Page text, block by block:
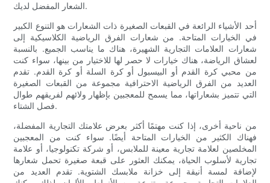
الشعار المفضل لديك.
أحد الأشياء الرائعة في القبعات الصغيرة ذات الشعارات هو التنوع الكبير
في الخيارات المتاحة. من شعارات الفرق الرياضية الكلاسيكية إلى
شعارات العلامات التجارية الشهيرة، هناك ما يناسب الجميع. بالنسبة
لعشاق الرياضة، هناك خيارات لا حصر لها للاختيار من بينها، سواء كنت
من محبي كرة القدم أو البيسبول أو كرة السلة أو كرة القدم. تقدم
العديد من الفرق الرياضية الاحترافية مجموعة من القبعات الصغيرة
التي تتميز بشعاراتها، مما يسمح للمعجبين بإظهار ولائهم لفريقهم طوال
فصل الشتاء.
من ناحية أخرى، إذا كنت مهتمًا أكثر بعرض علامتك التجارية المفضلة،
فهناك الكثير من الخيارات المتاحة أيضًا. سواء كنت من المعجبين
المخلصين لعلامة تجارية معينة للملابس، أو شركة تكنولوجيا، أو علامة
تجارية لأسلوب الحياة، يمكنك العثور على قبعة صغيرة تحمل شعارها
لإضافة لمسة أنيقة إلى خزانة ملابسك الشتوية. تقدم العديد من